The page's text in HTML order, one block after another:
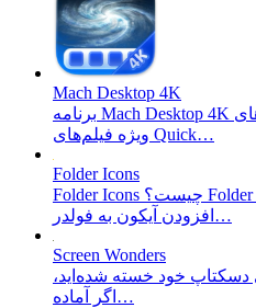
Mach Desktop 4K
برنامه Mach Desktop 4K دسکتاپ شما را همراه با جلوه‌های
ویژه فیلم‌های Quick…
Folder Icons
Folder Icons چیست؟ Folder Icons یکی از برنامه های مطرح
افزودن آیکون به فولدر…
Screen Wonders
دسکتاپ خود خسته شده‌اید،
اگر آماده…